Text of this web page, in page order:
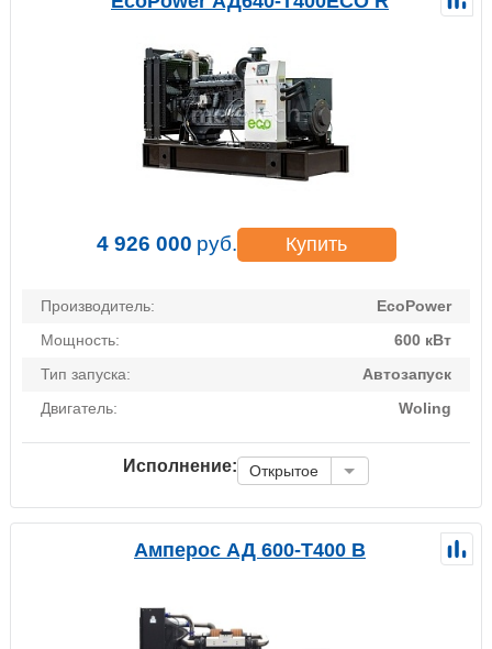
4 926 000 руб. Купить
Производитель:
EcoPower
Мощность:
600 кВт
Тип запуска:
Автозапуск
Двигатель:
Woling
Исполнение: Открытое
Амперос АД 600-Т400 B